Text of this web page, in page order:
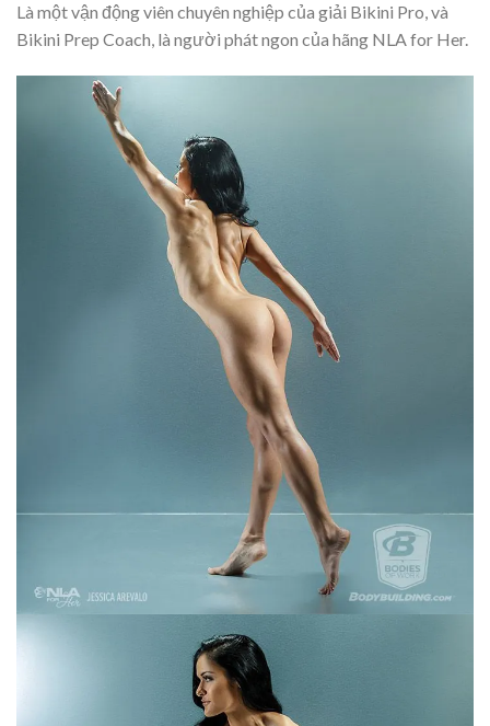
Là một vận động viên chuyên nghiệp của giải Bikini Pro, và
Bikini Prep Coach, là người phát ngon của hãng NLA for Her.